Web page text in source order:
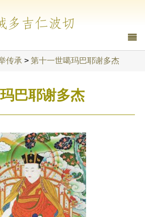
多吉仁波切
传承 > 第十一世噶玛巴耶谢多杰
巴耶谢多杰